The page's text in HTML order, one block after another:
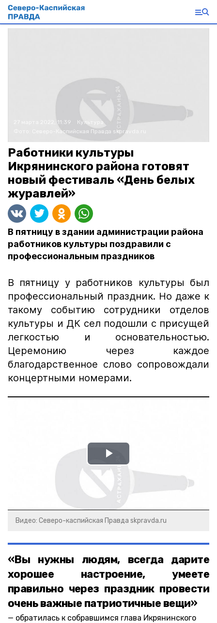
27 марта 2022, 11:39
Культура
Северо-Каспийская Правда skpravda.ru
Работники культуры
Икрянинского района готовят
новый фестиваль «День белых
журавлей»
В пятницу в здании администрации района
работников культуры поздравили с
профессиональным праздников
В пятницу у работников культуры был
профессиональный праздник. Но даже к
такому событию сотрудники отделов
культуры и ДК сел подошли с присущей
легкостью и основательностью.
Церемонию через каждое
благодарственное слово сопровождали
концертными номерами.
Play
Video
Видео: Северо-каспийская Правда skpravda.ru
«Вы нужны людям, всегда дарите
хорошее настроение, умеете
правильно через праздник провести
очень важные патриотичные вещи»
обратилась к собравшимся глава Икрянинского